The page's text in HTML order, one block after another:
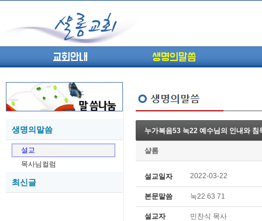
교회안내 생명의말씀
생명의말씀
설교
목사님컬럼
최신글
05-26 (고린도전서12) 고전7:23-40 ...
05-20 (고린도전서10) 고전6:1~11 ...
05-20 (고린도전서9) 고전5:1-13 ...
누가복음53 눅22 예수님의 인내와 침
샬롬
설교일자 2022-03-22
본문말씀 눅22 63 71
설교자 민찬식 목사